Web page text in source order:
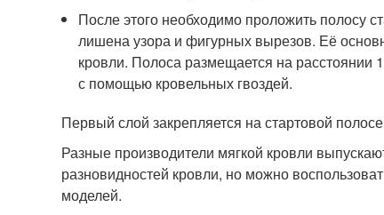
После этого необходимо проложить полосу
лишена узора и фигурных вырезов. Её
кровли. Полоса размещается на расстоянии
с помощью кровельных гвоздей.
Первый слой закрепляется на стартовой полосе
Разные производители мягкой кровли
разновидностей кровли, но можно
моделей.